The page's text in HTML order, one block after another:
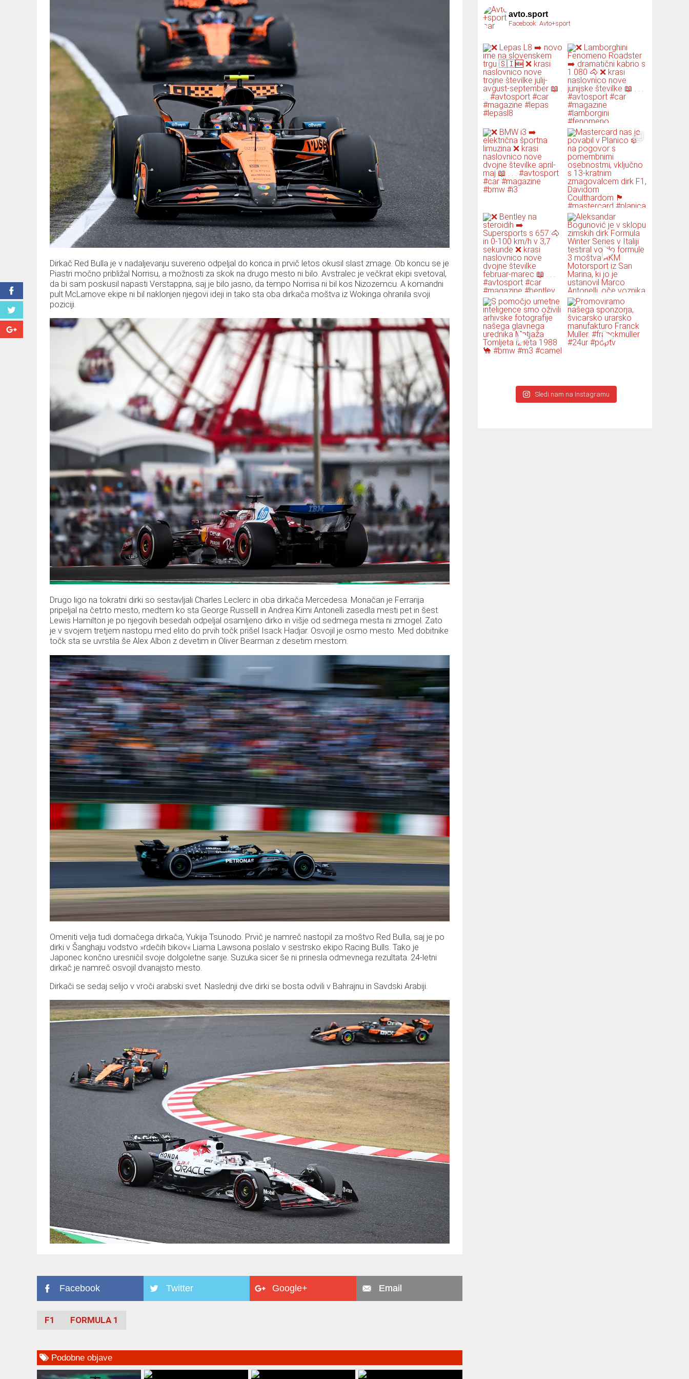
Dirkač Red Bulla je v nadaljevanju suvereno odpeljal do konca in prvič letos okusil slast zmage. Ob koncu se je
Piastri močno približal Norrisu, a možnosti za skok na drugo mesto ni bilo. Avstralec je večkrat ekipi svetoval,
da bi sam poskusil napasti Verstappna, saj je bilo jasno, da tempo Norrisa ni bil kos Nizozemcu. A komandni
pult McLarnove ekipe ni bil naklonjen njegovi ideji in tako sta oba dirkača moštva iz Wokinga ohranila svoji
poziciji.
Drugo ligo na tokratni dirki so sestavljali Charles Leclerc in oba dirkača Mercedesa. Monačan je Ferrarija
pripeljal na četrto mesto, medtem ko sta George Russelll in Andrea Kimi Antonelli zasedla mesti pet in šest.
Lewis Hamilton je po njegovih besedah odpeljal osamljeno dirko in višje od sedmega mesta ni zmogel. Zato
je v svojem tretjem nastopu med elito do prvih točk prišel Isack Hadjar. Osvojil je osmo mesto. Med dobitnike
točk sta se uvrstila še Alex Albon z devetim in Oliver Bearman z desetim mestom.
Omeniti velja tudi domačega dirkača, Yukija Tsunodo. Prvič je namreč nastopil za moštvo Red Bulla, saj je po
dirki v Šanghaju vodstvo »rdečih bikov« Liama Lawsona poslalo v sestrsko ekipo Racing Bulls. Tako je
Japonec končno uresničil svoje dolgoletne sanje. Suzuka sicer še ni prinesla odmevnega rezultata. 24-letni
dirkač je namreč osvojil dvanajsto mesto.
Dirkači se sedaj selijo v vroči arabski svet. Naslednji dve dirki se bosta odvili v Bahrajnu in Savdski Arabiji.
Facebook Twitter Google+ Email
F1 FORMULA 1
Podobne objave
avto.sport
Facebook: Avto+sport
Sledi nam na Instagramu